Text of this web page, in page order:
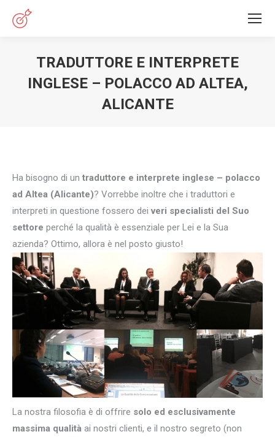
TRADUTTORE E INTERPRETE
INGLESE – POLACCO AD ALTEA,
ALICANTE
Ha bisogno di un traduttore e interprete inglese – polacco
ad Altea (Alicante)? Vorrebbe inoltre che i traduttori e
interpreti in questione fossero dei veri specialisti del Suo
settore perché la qualità è essenziale per Lei e la Sua
azienda? Ottimo, allora è nel posto giusto!
La nostra filosofia è di offrire solo ed esclusivamente
massima qualità ai nostri clienti, e il nostro segreto (non